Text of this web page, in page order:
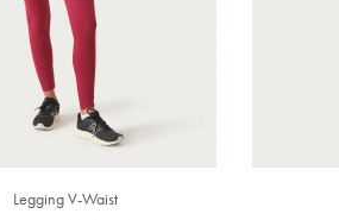
Legging V-Waist